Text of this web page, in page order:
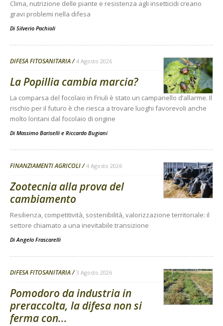
Clima, nutrizione delle piante e resistenza agli insetticidi creano
gravi problemi nella difesa
Di Silverio Pachioli
DIFESA FITOSANITARIA 4 Agosto 2026
La Popillia cambia marcia?
La comparsa del focolaio in Friuli è stato un campanello d’allarme. Il
rischio per il futuro è che riesca a trovare luoghi favorevoli anche
molto lontani dal focolaio di origine
Di Massimo Bariselli e Riccardo Bugiani
FINANZIAMENTI AGRICOLI 4 Agosto 2026
Zootecnia alla prova del
cambiamento
Resilienza, competitività, sostenibilità, valorizzazione territoriale: il
settore chiamato a una inevitabile transizione
DiAngelo Frascarelli
DIFESA FITOSANITARIA 3 Agosto 2026
Pomodoro da industria in
preraccolta, la difesa non si
ferma con...